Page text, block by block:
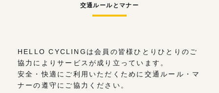
交通ルールとマナー
HELLO CYCLINGは会員の皆様ひとりひとりのご
協力によりサービスが成り立っています。
安全・快適にご利用いただくために交通ルール・マ
ナーの遵守にご協力ください。